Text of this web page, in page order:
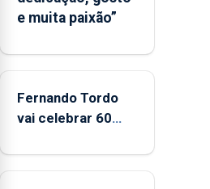
e muita paixão”
Fernando Tordo
vai celebrar 60
no Coliseu